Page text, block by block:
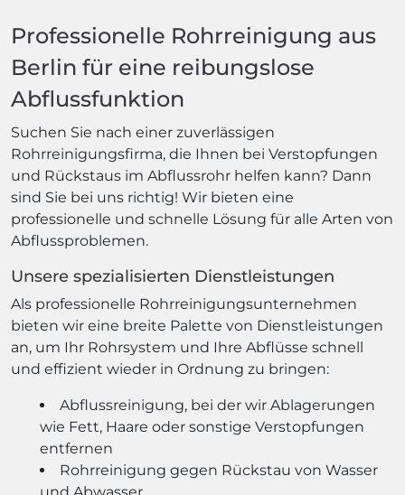
Professionelle Rohrreinigung aus
Berlin für eine reibungslose
Abflussfunktion
Suchen Sie nach einer zuverlässigen
Rohrreinigungsfirma, die Ihnen bei Verstopfungen
und Rückstaus im Abflussrohr helfen kann? Dann
sind Sie bei uns richtig! Wir bieten eine
professionelle und schnelle Lösung für alle Arten von
Abflussproblemen.
Unsere spezialisierten Dienstleistungen
Als professionelle Rohrreinigungsunternehmen
bieten wir eine breite Palette von Dienstleistungen
an, um Ihr Rohrsystem und Ihre Abflüsse schnell
und effizient wieder in Ordnung zu bringen:
Abflussreinigung, bei der wir Ablagerungen
wie Fett, Haare oder sonstige Verstopfungen
entfernen
Rohrreinigung gegen Rückstau von Wasser